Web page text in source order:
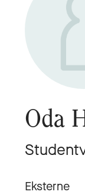
Oda
Eksterne